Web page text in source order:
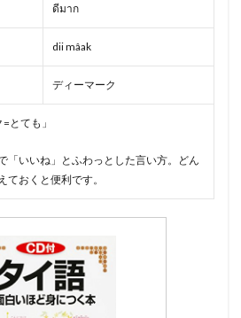
ดีมาก
dii mâak
ディーマーク
とても」
「いいね」とふわっとした言い方。どん
ておくと便利です。